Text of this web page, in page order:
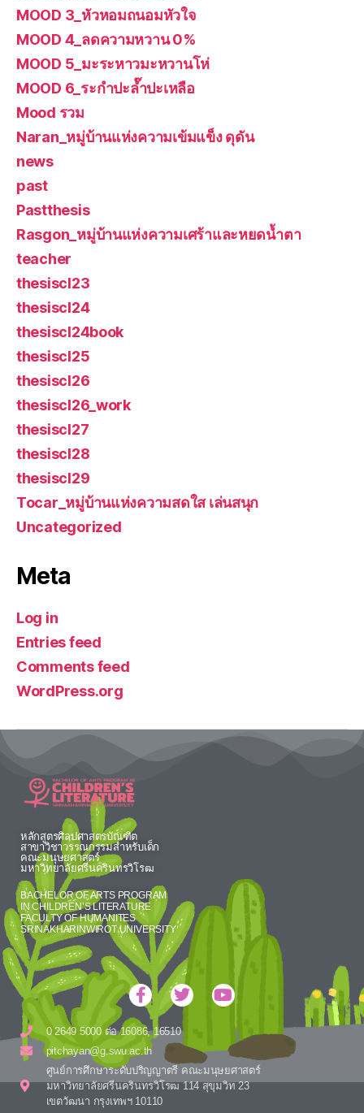
MOOD 3_หัวหอมถนอมหัวใจ
MOOD 4_ลดความหวาน 0%
MOOD 5_มะระหาวมะหวานโห่
MOOD 6_ระกำปะล๊ำปะเหลือ
Mood รวม
Naran_หมู่บ้านแห่งความเข้มแข็ง ดุดัน
news
past
Pastthesis
Rasgon_หมู่บ้านแห่งความเศร้าและหยดน้ำตา
teacher
thesiscl23
thesiscl24
thesiscl24book
thesiscl25
thesiscl26
thesiscl26_work
thesiscl27
thesiscl28
thesiscl29
Tocar_หมู่บ้านแห่งความสดใส เล่นสนุก
Uncategorized
Meta
Log in
Entries feed
Comments feed
WordPress.org
หลักสูตรศิลปศาสตรบัณฑิต
สาขาวิชาวรรณกรรมสำหรับเด็ก
คณะมนุษยศาสตร์
มหาวิทยาลัยศรีนครินทรวิโรฒ
BACHELOR OF ARTS PROGRAM
IN CHILDREN’S LITERATURE
FACULTY OF HUMANITES
SRINAKHARINWIROT UNIVERSITY
0 2649 5000 ต่อ 16086, 16510
pitchayan@g.swu.ac.th
ศูนย์การศึกษาระดับปริญญาตรี คณะมนุษยศาสตร์
มหาวิทยาลัยศรีนครินทรวิโรฒ 114 สุขุมวิท 23
เขตวัฒนา กรุงเทพฯ 10110